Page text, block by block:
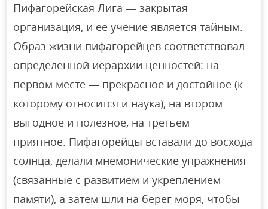
Пифагорейская Лига — закрытая
организация, и ее учение является тайным.
Образ жизни пифагорейцев соответствовал
определенной иерархии ценностей: на
первом месте — прекрасное и достойное (к
которому относится и наука), на втором —
выгодное и полезное, на третьем —
приятное. Пифагорейцы вставали до восхода
солнца, делали мнемонические упражнения
(связанные с развитием и укреплением
памяти), а затем шли на берег моря, чтобы